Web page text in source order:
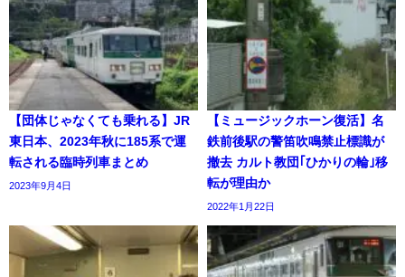
【団体じゃなくても乗れる】JR
東日本、2023年秋に185系で運
転される臨時列車まとめ
2023年9月4日
【ミュージックホーン復活】名
鉄前後駅の警笛吹鳴禁止標識が
撤去 カルト教団｢ひかりの輪｣移
転が理由か
2022年1月22日